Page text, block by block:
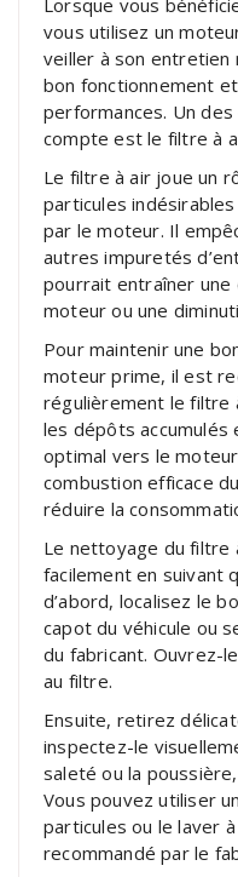
vous utilisez un
veiller à son entretien
bon fonctionnement
performances. Un
compte est le filtre à
Le filtre à air joue un
particules
par le moteur. Il
autres impuretés
pourrait entraîner
moteur ou une
Pour maintenir une
moteur prime, il est
régulièrement le filtre
les dépôts accumulés
optimal vers le
combustion efficace
réduire la
Le nettoyage du
facilement en suivant
d’abord, localisez le
capot du véhicule ou
du fabricant. Ouvrez-
au filtre.
Ensuite, retirez
inspectez-le
saleté ou la
Vous pouvez utiliser
particules ou le laver
recommandé par le